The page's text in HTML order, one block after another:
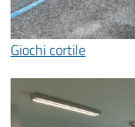
Giochi cortile